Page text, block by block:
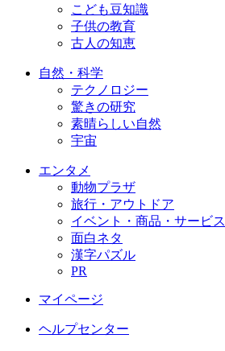
こども豆知識
子供の教育
古人の知恵
自然・科学
テクノロジー
驚きの研究
素晴らしい自然
宇宙
エンタメ
動物プラザ
旅行・アウトドア
イベント・商品・サービス
面白ネタ
漢字パズル
PR
マイページ
ヘルプセンター